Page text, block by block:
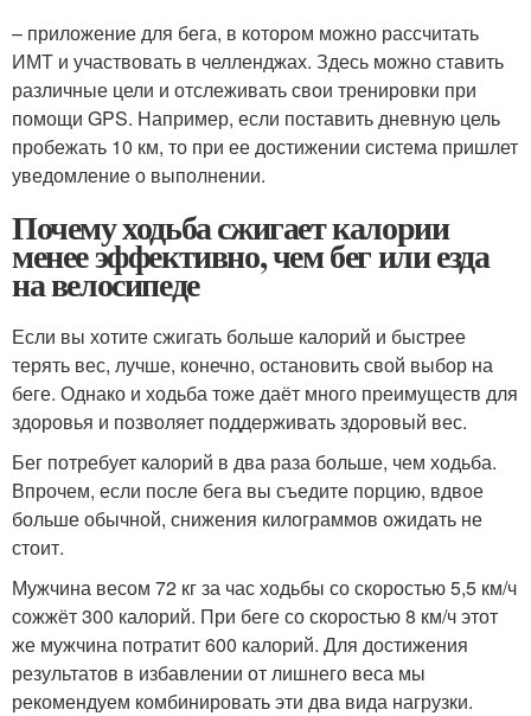
– приложение для бега, в котором можно рассчитать
ИМТ и участвовать в челленджах. Здесь можно ставить
различные цели и отслеживать свои тренировки при
помощи GPS. Например, если поставить дневную цель
пробежать 10 км, то при ее достижении система пришлет
уведомление о выполнении.
Почему ходьба сжигает калории
менее эффективно, чем бег или езда
на велосипеде
Если вы хотите сжигать больше калорий и быстрее
терять вес, лучше, конечно, остановить свой выбор на
беге. Однако и ходьба тоже даёт много преимуществ для
здоровья и позволяет поддерживать здоровый вес.
Бег потребует калорий в два раза больше, чем ходьба.
Впрочем, если после бега вы съедите порцию, вдвое
больше обычной, снижения килограммов ожидать не
стоит.
Мужчина весом 72 кг за час ходьбы со скоростью 5,5 км/ч
сожжёт 300 калорий. При беге со скоростью 8 км/ч этот
же мужчина потратит 600 калорий. Для достижения
результатов в избавлении от лишнего веса мы
рекомендуем комбинировать эти два вида нагрузки.